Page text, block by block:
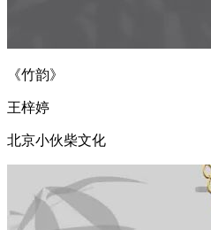
《竹韵》
王梓婷
北京小伙柴文化